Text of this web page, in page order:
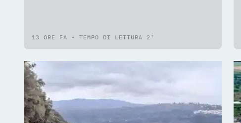
13 ORE FA - TEMPO DI LETTURA 2'